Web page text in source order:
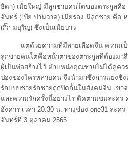
ธิดา) เมียใหญ่ มีลูกชายคนโตของตระกูลคื
จันทร์ (เป้ย ปานวาด) เมียรอง มีลูกชาย คือ
(กิ๊ก มยุริญ) ซึ่งเป็นเมียบ่าว
แต่ด้วยความที่มีสายเลือดจีน ความเป็น
ลูกชายคนโตคือหน้าตาของตระกูลที่ต้องมา
ผู้เป็นพ่อสร้างไว้ ตำแหน่งคุณชายไม่ได้คู่ค
ปองของใครหลายคน จึงนำมาซึ่งการแย่งชิ
รักแบบชายรักชายถูกปิดกั้นในสังคมจีน เขา
และความรักครั้งนี้อย่างไร ติดตามชมละค
อังคาร เวลา 20.30 น. ทางช่อง one31 ละ
จันทร์ที่ 3 ตุลาคม 2565